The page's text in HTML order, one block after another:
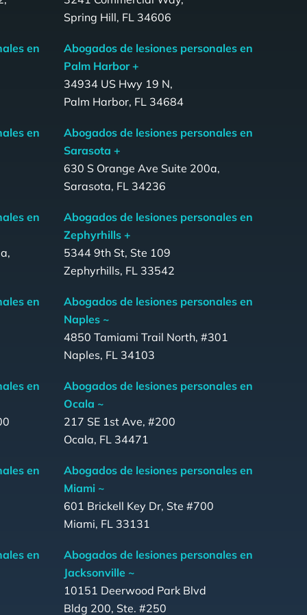
Spring Hill, FL 34606
en
Abogados de lesiones personales en
Palm Harbor +
34934 US Hwy 19 N,
Palm Harbor, FL 34684
en
Abogados de lesiones personales en
Sarasota +
630 S Orange Ave Suite 200a,
Sarasota, FL 34236
en
Abogados de lesiones personales en
Zephyrhills +
5344 9th St, Ste 109
Zephyrhills, FL 33542
en
Abogados de lesiones personales en
Naples ~
4850 Tamiami Trail North, #301
Naples, FL 34103
en
Abogados de lesiones personales en
Ocala ~
217 SE 1st Ave, #200
Ocala, FL 34471
en
Abogados de lesiones personales en
Miami ~
601 Brickell Key Dr, Ste #700
Miami, FL 33131
en
Abogados de lesiones personales en
Jacksonville ~
10151 Deerwood Park Blvd
Bldg 200, Ste. #250